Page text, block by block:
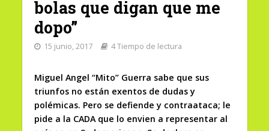
bolas que digan que me
dopo”
15 junio, 2017 4 Tiempo de lectura
Miguel Angel “Mito” Guerra sabe que sus
triunfos no están exentos de dudas y
polémicas. Pero se defiende y contraataca; le
pide a la CADA que lo envien a representar al